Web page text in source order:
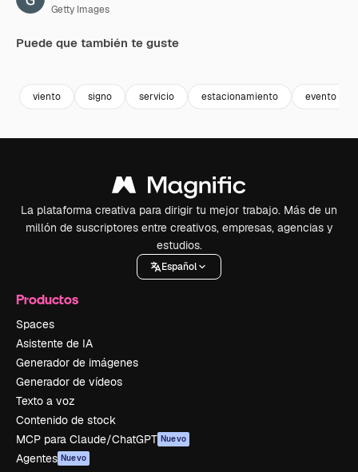
Getty Images
Puede que también te guste
viento signo servicio estacionamiento evento
La plataforma creativa para dirigir tu mejor trabajo. Más de un
millón de suscriptores entre creativos, empresas, agencias y
estudios.
Español
Productos
Spaces
Asistente de IA
Generador de imágenes
Generador de vídeos
Texto a voz
Contenido de stock
MCP para Claude/ChatGPT Nuevo
Agentes Nuevo